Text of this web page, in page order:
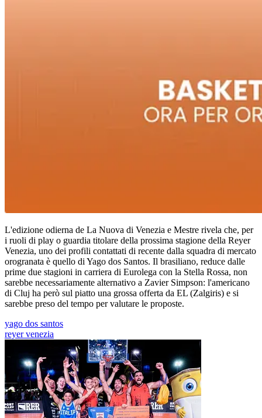
L'edizione odierna de La Nuova di Venezia e Mestre rivela che, per
i ruoli di play o guardia titolare della prossima stagione della Reyer
Venezia, uno dei profili contattati di recente dalla squadra di mercato
orogranata è quello di Yago dos Santos. Il brasiliano, reduce dalle
prime due stagioni in carriera di Eurolega con la Stella Rossa, non
sarebbe necessariamente alternativo a Zavier Simpson: l'americano
di Cluj ha però sul piatto una grossa offerta da EL (Zalgiris) e si
sarebbe preso del tempo per valutare le proposte.
yago dos santos
reyer venezia